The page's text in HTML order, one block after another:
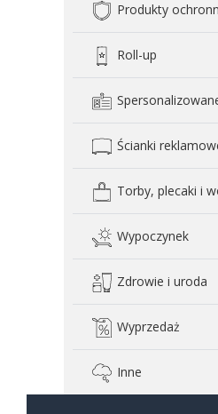
Produkty
Roll-up
Ścianki
Torby, plecaki i
Wypoczynek
Zdrowie i uroda
Wyprzedaż
Inne